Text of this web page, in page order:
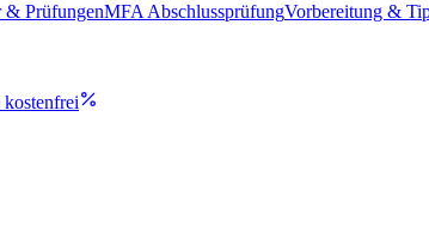
& PrüfungenMFA AbschlussprüfungVorbereitung &